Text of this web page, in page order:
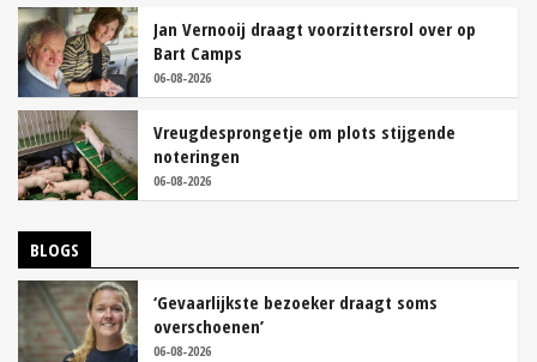
Jan Vernooij draagt voorzittersrol over op
Bart Camps
06-08-2026
Vreugdesprongetje om plots stijgende
noteringen
06-08-2026
BLOGS
‘Gevaarlijkste bezoeker draagt soms
overschoenen’
06-08-2026